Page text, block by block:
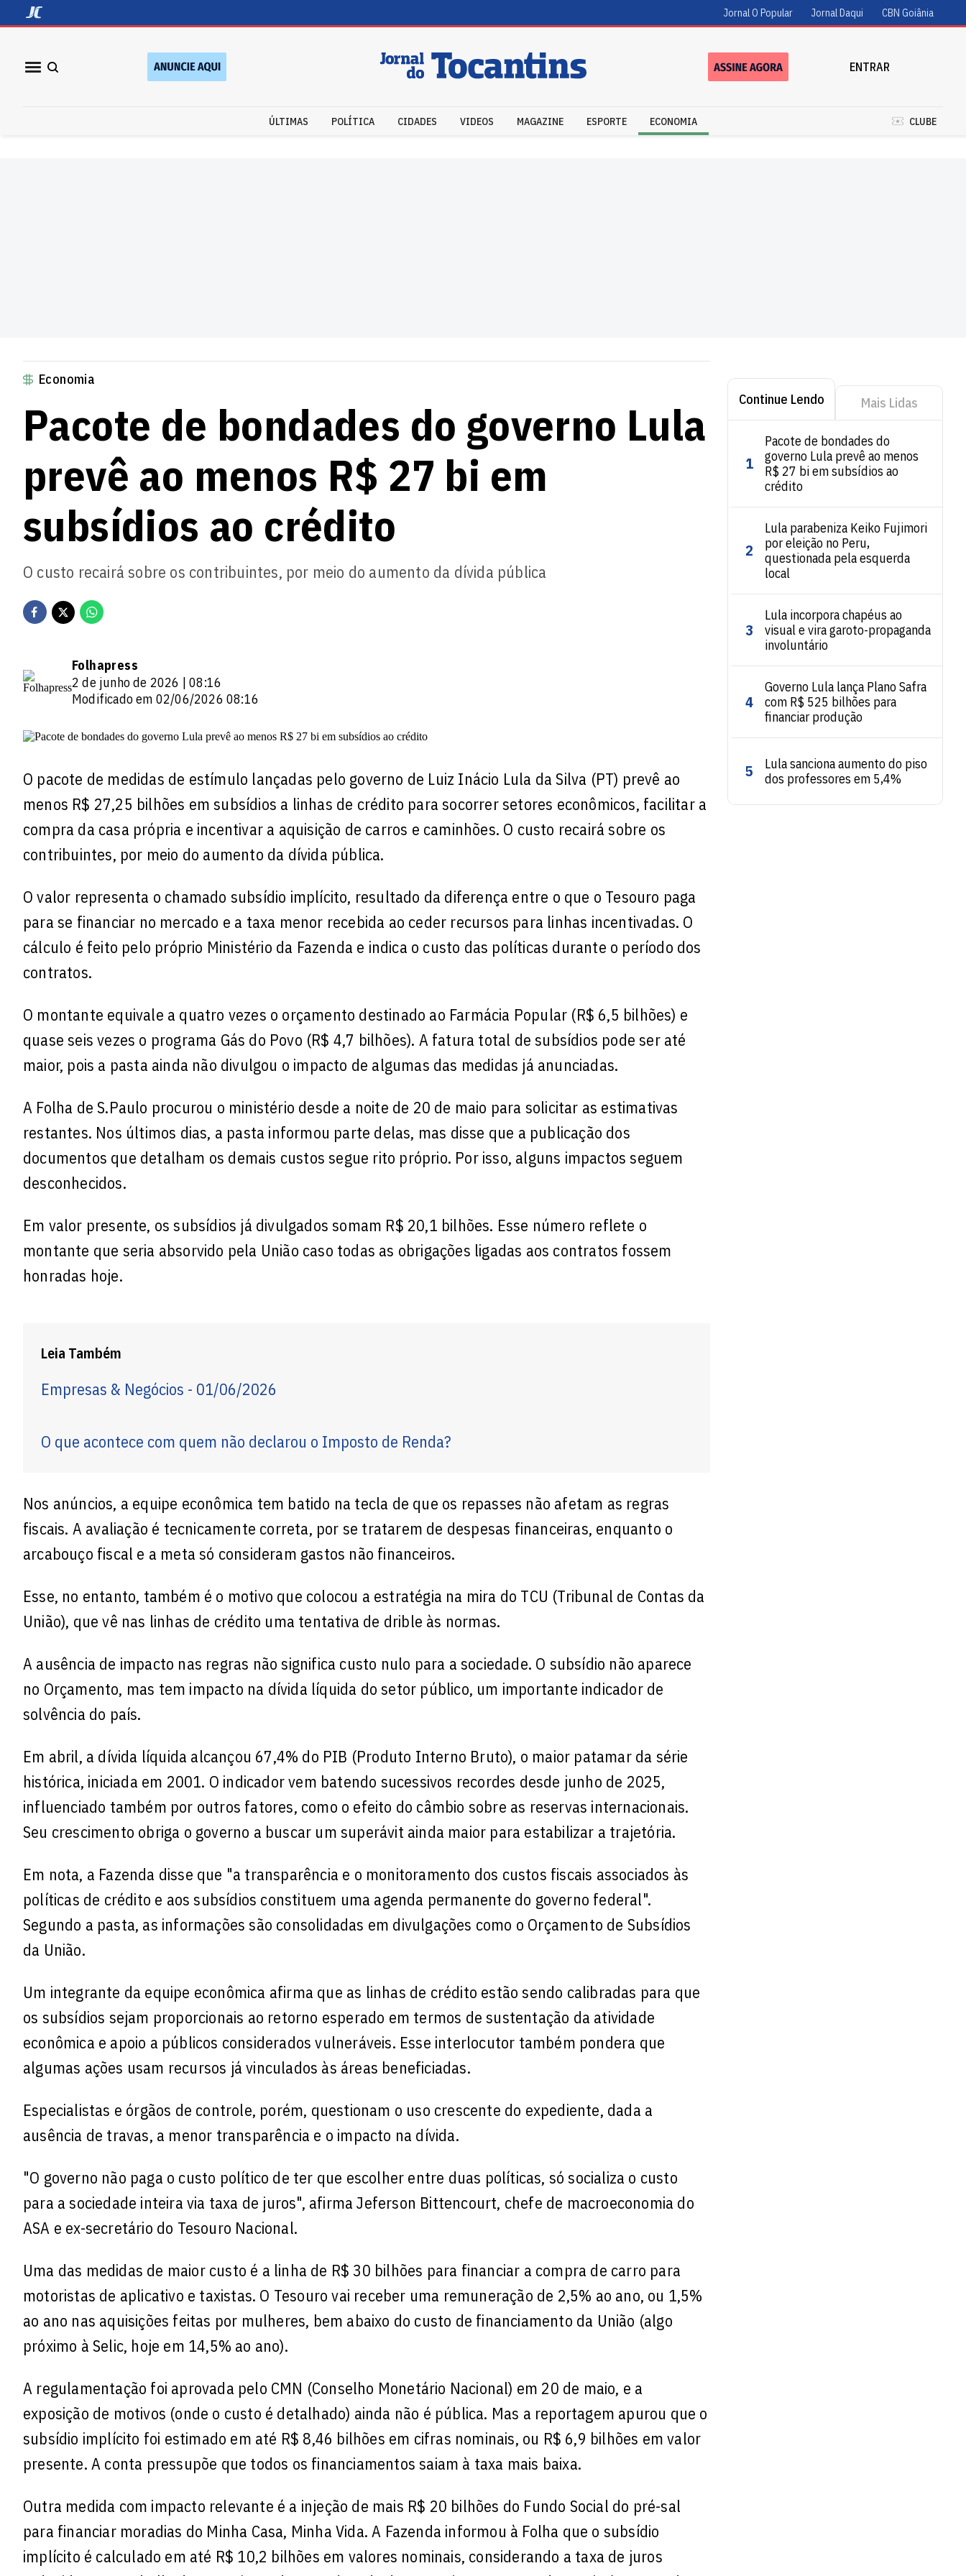
Jornal O Popular Jornal Daqui CBN Goiânia
ENTRAR
ÚLTIMAS POLÍTICA CIDADES VIDEOS MAGAZINE ESPORTE ECONOMIA CLUBE
Economia
Pacote de bondades do governo Lula
prevê ao menos R$ 27 bi em
subsídios ao crédito
O custo recairá sobre os contribuintes, por meio do aumento da dívida pública
Folhapress
2 de junho de 2026 | 08:16
Modificado em 02/06/2026 08:16
O pacote de medidas de estímulo lançadas pelo governo de Luiz Inácio Lula da Silva (PT) prevê ao
menos R$ 27,25 bilhões em subsídios a linhas de crédito para socorrer setores econômicos, facilitar a
compra da casa própria e incentivar a aquisição de carros e caminhões. O custo recairá sobre os
contribuintes, por meio do aumento da dívida pública.
O valor representa o chamado subsídio implícito, resultado da diferença entre o que o Tesouro paga
para se financiar no mercado e a taxa menor recebida ao ceder recursos para linhas incentivadas. O
cálculo é feito pelo próprio Ministério da Fazenda e indica o custo das políticas durante o período dos
contratos.
O montante equivale a quatro vezes o orçamento destinado ao Farmácia Popular (R$ 6,5 bilhões) e
quase seis vezes o programa Gás do Povo (R$ 4,7 bilhões). A fatura total de subsídios pode ser até
maior, pois a pasta ainda não divulgou o impacto de algumas das medidas já anunciadas.
A Folha de S.Paulo procurou o ministério desde a noite de 20 de maio para solicitar as estimativas
restantes. Nos últimos dias, a pasta informou parte delas, mas disse que a publicação dos
documentos que detalham os demais custos segue rito próprio. Por isso, alguns impactos seguem
desconhecidos.
Em valor presente, os subsídios já divulgados somam R$ 20,1 bilhões. Esse número reflete o
montante que seria absorvido pela União caso todas as obrigações ligadas aos contratos fossem
honradas hoje.
Leia Também
Empresas & Negócios - 01/06/2026
O que acontece com quem não declarou o Imposto de Renda?
Nos anúncios, a equipe econômica tem batido na tecla de que os repasses não afetam as regras
fiscais. A avaliação é tecnicamente correta, por se tratarem de despesas financeiras, enquanto o
arcabouço fiscal e a meta só consideram gastos não financeiros.
Esse, no entanto, também é o motivo que colocou a estratégia na mira do TCU (Tribunal de Contas da
União), que vê nas linhas de crédito uma tentativa de drible às normas.
A ausência de impacto nas regras não significa custo nulo para a sociedade. O subsídio não aparece
no Orçamento, mas tem impacto na dívida líquida do setor público, um importante indicador de
solvência do país.
Em abril, a dívida líquida alcançou 67,4% do PIB (Produto Interno Bruto), o maior patamar da série
histórica, iniciada em 2001. O indicador vem batendo sucessivos recordes desde junho de 2025,
influenciado também por outros fatores, como o efeito do câmbio sobre as reservas internacionais.
Seu crescimento obriga o governo a buscar um superávit ainda maior para estabilizar a trajetória.
Em nota, a Fazenda disse que "a transparência e o monitoramento dos custos fiscais associados às
políticas de crédito e aos subsídios constituem uma agenda permanente do governo federal".
Segundo a pasta, as informações são consolidadas em divulgações como o Orçamento de Subsídios
da União.
Um integrante da equipe econômica afirma que as linhas de crédito estão sendo calibradas para que
os subsídios sejam proporcionais ao retorno esperado em termos de sustentação da atividade
econômica e apoio a públicos considerados vulneráveis. Esse interlocutor também pondera que
algumas ações usam recursos já vinculados às áreas beneficiadas.
Especialistas e órgãos de controle, porém, questionam o uso crescente do expediente, dada a
ausência de travas, a menor transparência e o impacto na dívida.
"O governo não paga o custo político de ter que escolher entre duas políticas, só socializa o custo
para a sociedade inteira via taxa de juros", afirma Jeferson Bittencourt, chefe de macroeconomia do
ASA e ex-secretário do Tesouro Nacional.
Uma das medidas de maior custo é a linha de R$ 30 bilhões para financiar a compra de carro para
motoristas de aplicativo e taxistas. O Tesouro vai receber uma remuneração de 2,5% ao ano, ou 1,5%
ao ano nas aquisições feitas por mulheres, bem abaixo do custo de financiamento da União (algo
próximo à Selic, hoje em 14,5% ao ano).
A regulamentação foi aprovada pelo CMN (Conselho Monetário Nacional) em 20 de maio, e a
exposição de motivos (onde o custo é detalhado) ainda não é pública. Mas a reportagem apurou que o
subsídio implícito foi estimado em até R$ 8,46 bilhões em cifras nominais, ou R$ 6,9 bilhões em valor
presente. A conta pressupõe que todos os financiamentos saiam à taxa mais baixa.
Outra medida com impacto relevante é a injeção de mais R$ 20 bilhões do Fundo Social do pré-sal
para financiar moradias do Minha Casa, Minha Vida. A Fazenda informou à Folha que o subsídio
implícito é calculado em até R$ 10,2 bilhões em valores nominais, considerando a taxa de juros
Continue Lendo Mais Lidas
1
Pacote de bondades do
governo Lula prevê ao menos
R$ 27 bi em subsídios ao
crédito
2
Lula parabeniza Keiko Fujimori
por eleição no Peru,
questionada pela esquerda
local
3
Lula incorpora chapéus ao
visual e vira garoto-propaganda
involuntário
4
Governo Lula lança Plano Safra
com R$ 525 bilhões para
financiar produção
5
Lula sanciona aumento do piso
dos professores em 5,4%